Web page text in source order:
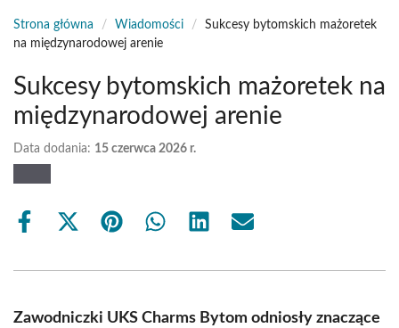
Strona główna / Wiadomości /
Sukcesy bytomskich mażoretek
na międzynarodowej arenie
Sukcesy bytomskich mażoretek na
międzynarodowej arenie
Data dodania: 15 czerwca 2026 r.
Share
Share
(Twitter)
Share Share Share Share
Zawodniczki UKS Charms Bytom odniosły znaczące